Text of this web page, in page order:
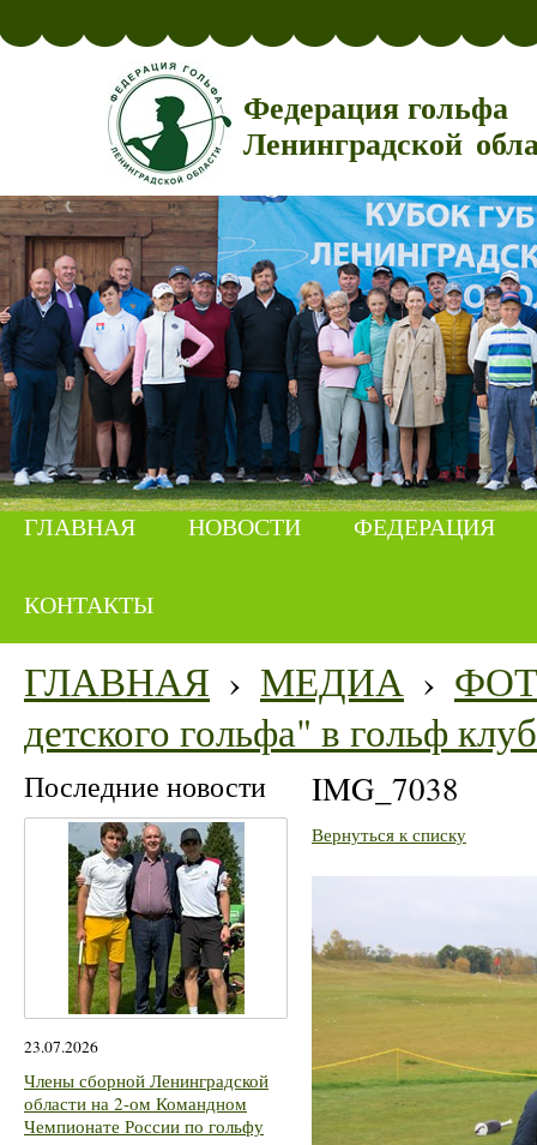
Федерация гольфа
Ленинградской
ГЛАВНАЯ НОВОСТИ ФЕДЕРАЦИЯ
КОНТАКТЫ
ГЛАВНАЯ › МЕДИА ›
детского гольфа" в гольф
Последние новости
23.07.2026
Члены сборной Ленинградской
области на 2-ом Командном
Чемпионате России по гольфу
IMG_7038
Вернуться к списку